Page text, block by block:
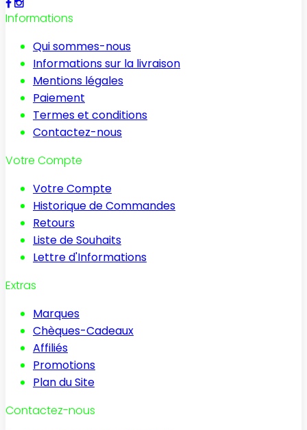
Informations
Qui sommes-nous
Informations sur la livraison
Mentions légales
Paiement
Termes et conditions
Contactez-nous
Votre Compte
Votre Compte
Historique de Commandes
Retours
Liste de Souhaits
Lettre d'Informations
Extras
Marques
Chèques-Cadeaux
Affiliés
Promotions
Plan du Site
Contactez-nous